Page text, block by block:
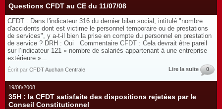
Questions CFDT au CE du 11/07/08
CFDT : Dans l'indicateur 316 du dernier bilan social, intitulé "nombre
d'accidents dont est victime le personnel temporaire ou de prestations
de services", y a-t-il bien la prise en compte du personnel en prestation
de service ? DRH : Oui Commentaire CFDT : Cela devrait être pareil
sur l’indicateur 121 « nombre de salariés appartenant à une entreprise
extérieure »...
Écrit par CFDT Auchan Centrale Lire la suite 0
19/08/2008
35H : la CFDT satisfaite des dispositions rejetées par le
Conseil Constitutionnel